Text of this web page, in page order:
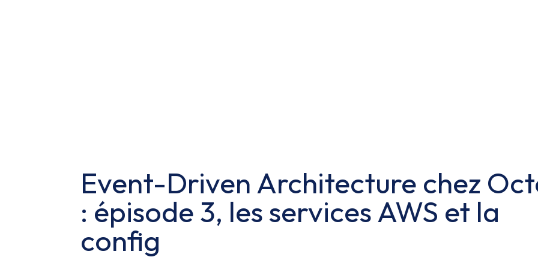
Event-Driven Architecture chez
: épisode 3, les services AWS et la
config